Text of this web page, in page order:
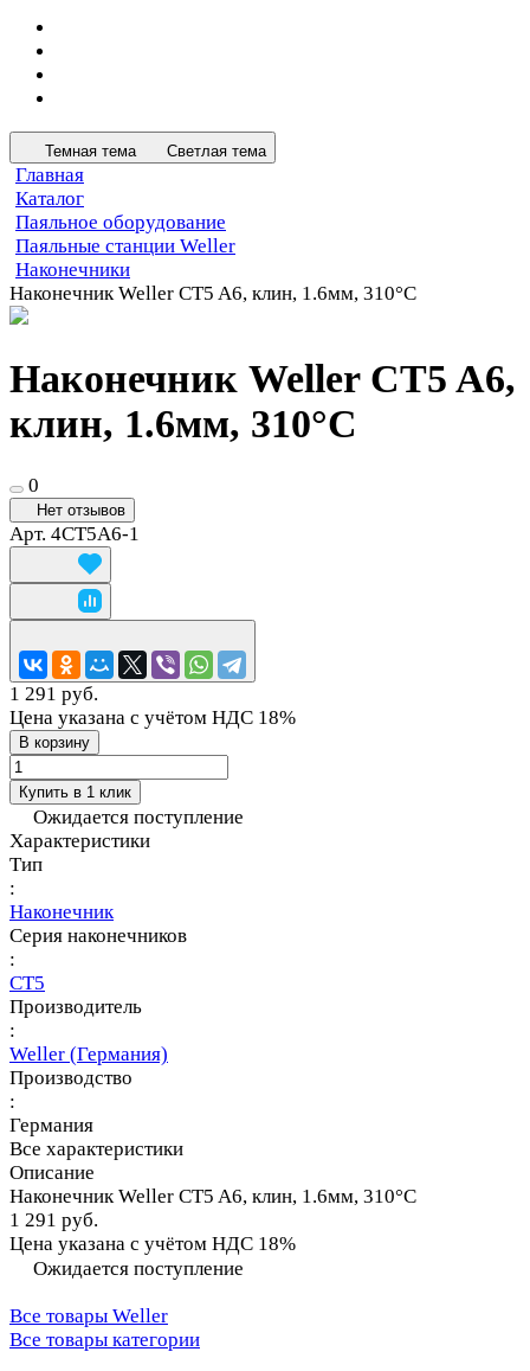
Темная тема Светлая тема
Главная
Каталог
Паяльное оборудование
Паяльные станции Weller
Наконечники
Наконечник Weller CT5 A6, клин, 1.6мм, 310°C
Наконечник Weller CT5 A6,
клин, 1.6мм, 310°C
0
Нет отзывов
Арт. 4CT5A6-1
1 291 руб.
Цена указана с учётом НДС 18%
В корзину
Купить в 1 клик
Ожидается поступление
Характеристики
Тип
:
Наконечник
Серия наконечников
:
CT5
Производитель
:
Weller (Германия)
Производство
:
Германия
Все характеристики
Описание
Наконечник Weller CT5 A6, клин, 1.6мм, 310°C
1 291 руб.
Цена указана с учётом НДС 18%
Ожидается поступление
Все товары Weller
Все товары категории